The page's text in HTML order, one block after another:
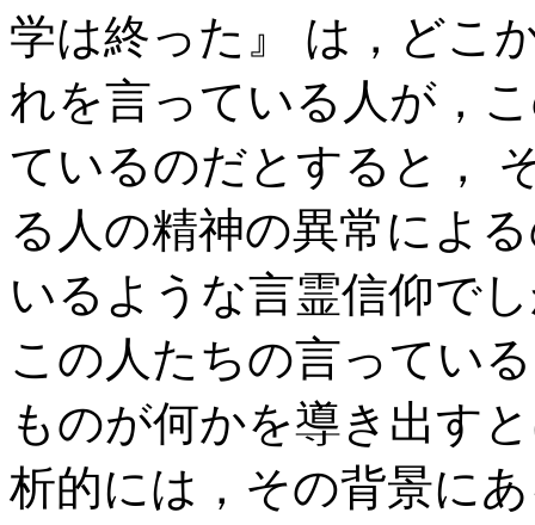
学は終った』 は，どこ
れを言っている人が，
ているのだとすると，
る人の精神の異常によ
いるような言霊信仰で
この人たちの言ってい
ものが何かを導き出す
析的には，その背景に